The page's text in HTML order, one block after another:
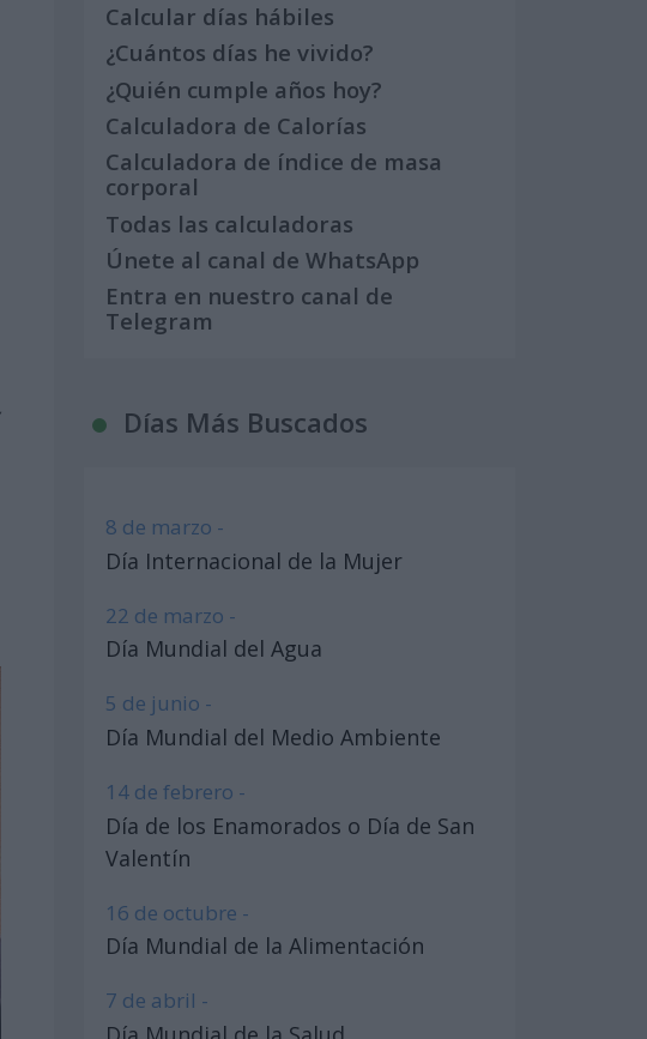
Calcular días hábiles
¿Cuántos días he vivido?
¿Quién cumple años hoy?
Calculadora de Calorías
Calculadora de índice de masa
corporal
Todas las calculadoras
Únete al canal de WhatsApp
Entra en nuestro canal de
Telegram
Días Más Buscados
8 de marzo -
Día Internacional de la Mujer
22 de marzo -
Día Mundial del Agua
5 de junio -
Día Mundial del Medio Ambiente
14 de febrero -
Día de los Enamorados o Día de San
Valentín
16 de octubre -
Día Mundial de la Alimentación
7 de abril -